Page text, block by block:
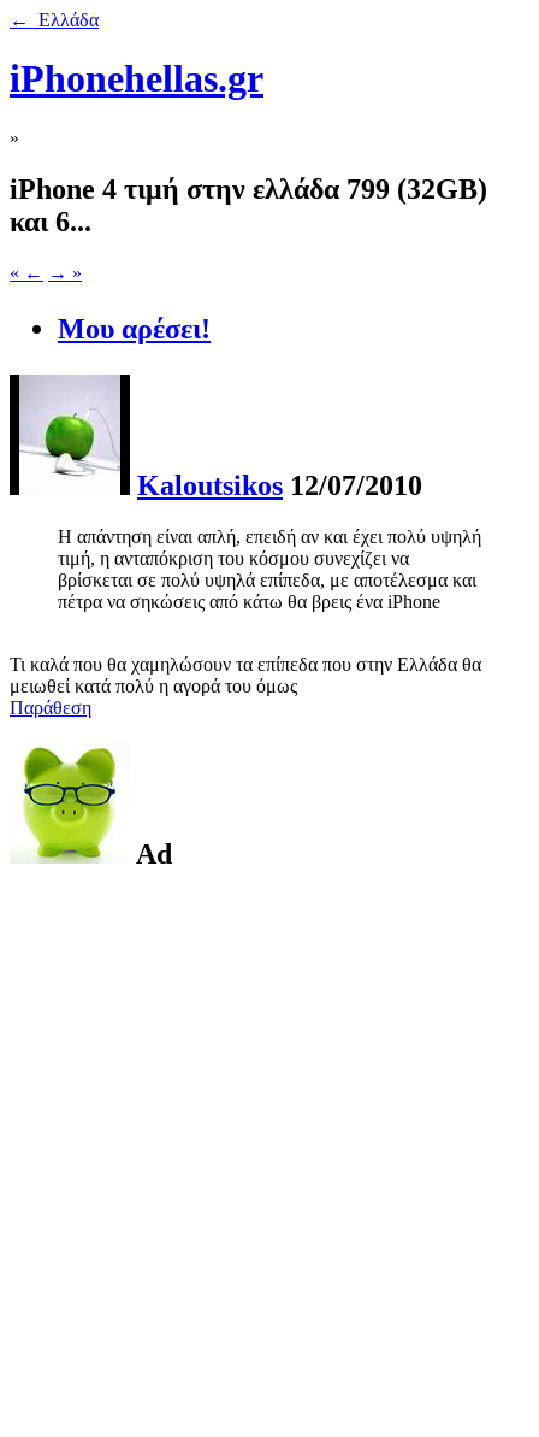
← Ελλάδα
iPhonehellas.gr
»
iPhone 4 τιμή στην ελλάδα 799 (32GB)
και 6...
« ← → »
Μου αρέσει!
Kaloutsikos 12/07/2010
Η απάντηση είναι απλή, επειδή αν και έχει πολύ υψηλή
τιμή, η ανταπόκριση του κόσμου συνεχίζει να
βρίσκεται σε πολύ υψηλά επίπεδα, με αποτέλεσμα και
πέτρα να σηκώσεις από κάτω θα βρεις ένα iPhone
Τι καλά που θα χαμηλώσουν τα επίπεδα που στην Ελλάδα θα
μειωθεί κατά πολύ η αγορά του όμως
Παράθεση
Ad